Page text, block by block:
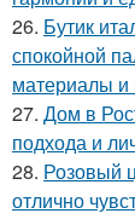
26. Бутик
спокойной
материалы и
27. Дом в
подхода и
28. Розовый
отлично